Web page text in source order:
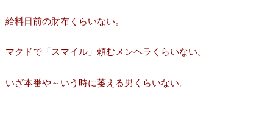
給料日前の財布くらいない。
マクドで「スマイル」頼むメンヘラくらいない。
いざ本番や～いう時に萎える男くらいない。